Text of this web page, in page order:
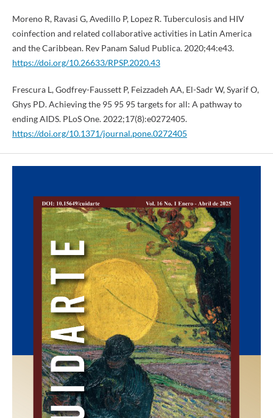
Moreno R, Ravasi G, Avedillo P, Lopez R. Tuberculosis and HIV
coinfection and related collaborative activities in Latin America
and the Caribbean. Rev Panam Salud Publica. 2020;44:e43.
https://doi.org/10.26633/RPSP.2020.43
Frescura L, Godfrey-Faussett P, Feizzadeh AA, El-Sadr W, Syarif O,
Ghys PD. Achieving the 95 95 95 targets for all: A pathway to
ending AIDS. PLoS One. 2022;17(8):e0272405.
https://doi.org/10.1371/journal.pone.0272405